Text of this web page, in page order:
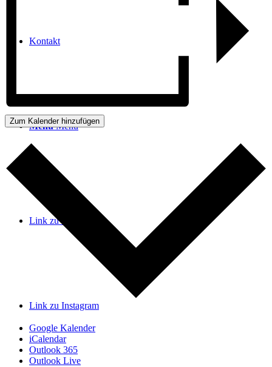
Kontakt
Menü Menü
Link zu Facebook
Link zu Instagram
Zum Kalender hinzufügen
Google Kalender
iCalendar
Outlook 365
Outlook Live